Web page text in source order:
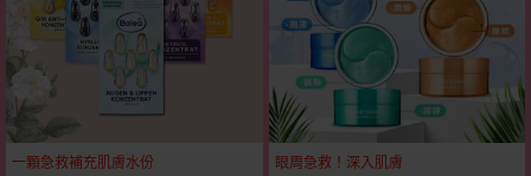
一顆急救補充肌膚水份 眼周急救！深入肌膚